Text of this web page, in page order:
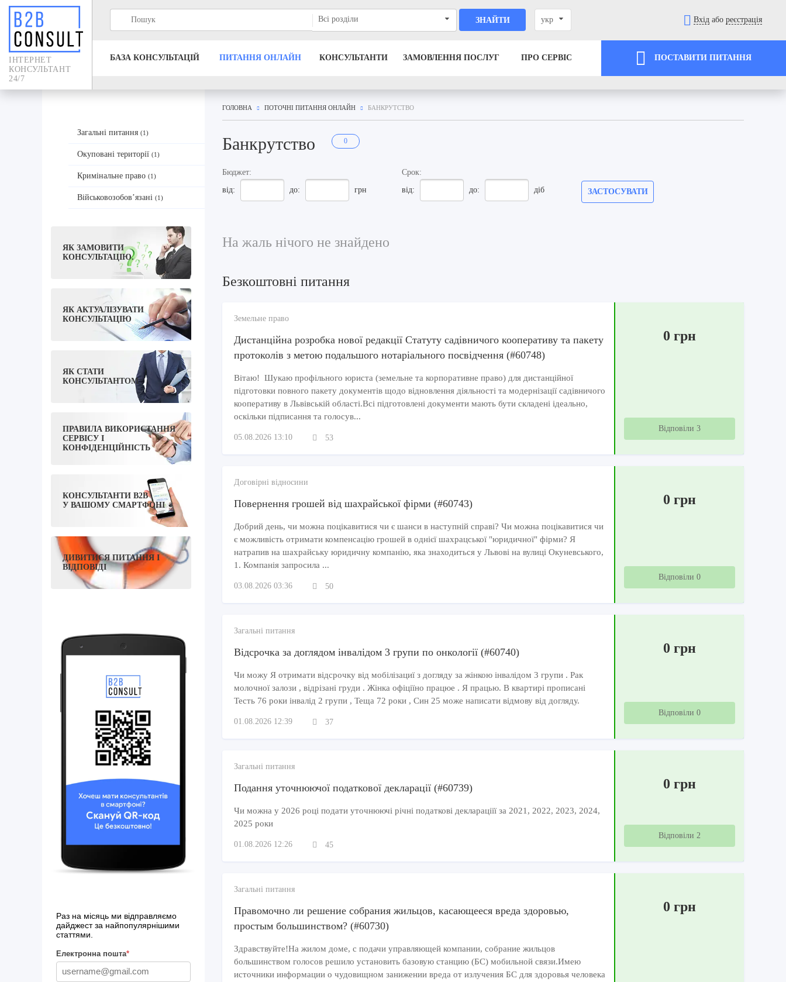
IНТЕРНЕТ
КОНСУЛЬТАНТ
24/7
Всі розділи ЗНАЙТИ укр Вхід або реєстрація
БАЗА КОНСУЛЬТАЦIЙ ПИТАННЯ ОНЛАЙН КОНСУЛЬТАНТИ ЗАМОВЛЕННЯ ПОСЛУГ ПРО СЕРВІС ПОСТАВИТИ ПИТАННЯ
Загальні питання (1)
Окуповані території (1)
Кримінальне право (1)
Військовозобов’язані (1)
ЯК ЗАМОВИТИ
КОНСУЛЬТАЦІЮ.
ЯК АКТУАЛІЗУВАТИ
КОНСУЛЬТАЦІЮ
ЯК СТАТИ
КОНСУЛЬТАНТОМ
ПРАВИЛА ВИКОРИСТАННЯ
СЕРВІСУ І
КОНФІДЕНЦІЙНІСТЬ
КОНСУЛЬТАНТИ B2B
У ВАШОМУ СМАРТФОНІ
ДИВИТИСЯ ПИТАННЯ І
ВІДПОВІДІ
Раз на місяць ми відправляємо
дайджест за найпопулярнішими
статтями.
Електронна пошта*
ГОЛОВНА ПОТОЧНІ ПИТАННЯ ОНЛАЙН БАНКРУТСТВО
Банкрутство 0
Бюджет:
від:
до: грн
Срок:
від:
до: діб ЗАСТОСУВАТИ
На жаль нічого не знайдено
Безкоштовні питання
Земельне право
Дистанційна розробка нової редакції Статуту садівничого кооперативу та пакету
протоколів з метою подальшого нотаріального посвідчення (#60748)
Вітаю! Шукаю профільного юриста (земельне та корпоративне право) для дистанційної
підготовки повного пакету документів щодо відновлення діяльності та модернізації садівничого
кооперативу в Львівській області.Всі підготовлені документи мають бути складені ідеально,
оскільки підписання та голосув...
05.08.2026 13:10 53
0 грн
Відповіли 3
Договірні відносини
Повернення грошей від шахрайської фірми (#60743)
Добрий день, чи можна поцікавитися чи є шанси в наступній справі? Чи можна поцікавитися чи
є можливість отримати компенсацію грошей в однієї шахрацської "юридичної" фірми? Я
натрапив на шахрайську юридичну компанію, яка знаходиться у Львові на вулиці Окуневського,
1. Компанія запросила ...
03.08.2026 03:36 50
0 грн
Відповіли 0
Загальні питання
Відсрочка за доглядом інвалідом 3 групи по онкології (#60740)
Чи можу Я отримати відсрочку від мобілізациї з догляду за жінкою інвалідом 3 групи . Рак
молочної залози , відрізані груди . Жінка офіціїно працюе . Я працью. В квартирі прописані
Тесть 76 роки інвалід 2 групи , Теща 72 роки , Син 25 може написати відмову від догляду.
01.08.2026 12:39 37
0 грн
Відповіли 0
Загальні питання
Подання уточнюючої податкової декларації (#60739)
Чи можна у 2026 році подати уточнюючі річні податкові деклараціїї за 2021, 2022, 2023, 2024,
2025 роки
01.08.2026 12:26 45
0 грн
Відповіли 2
Загальні питання
Правомочно ли решение собрания жильцов, касающееся вреда здоровью,
простым большинством? (#60730)
Здравствуйте!На жилом доме, с подачи управляющей компании, собрание жильцов
большинством голосов решило установить базовую станцию (БС) мобильной связи.Имею
источники информации о чудовищном занижении вреда от излучения БС для здоровья человека
0 грн